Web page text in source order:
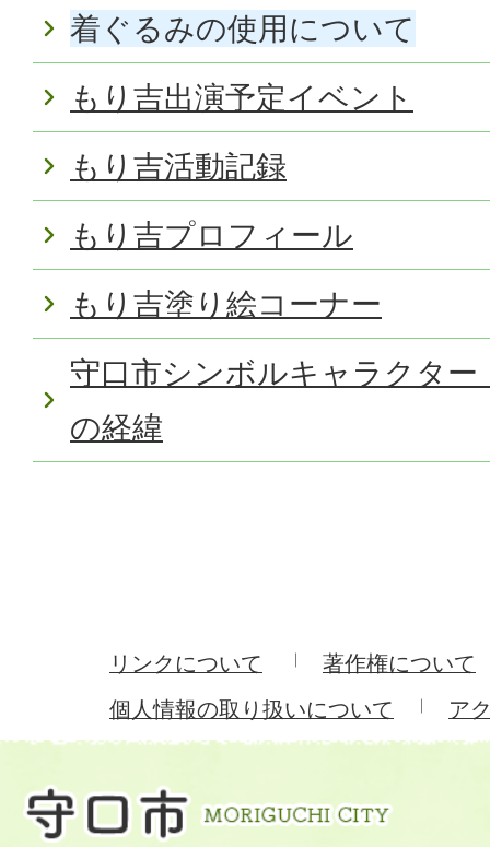
着ぐるみの使用について
もり吉出演予定イベント
もり吉活動記録
もり吉プロフィール
もり吉塗り絵コーナー
守口市シンボルキャラクタ
の経緯
リンクについて
著作権について
個人情報の取り扱いについて
ア